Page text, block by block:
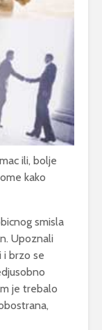
ili, bolje
kako
smisla
Upoznali
i brzo se
je trebalo